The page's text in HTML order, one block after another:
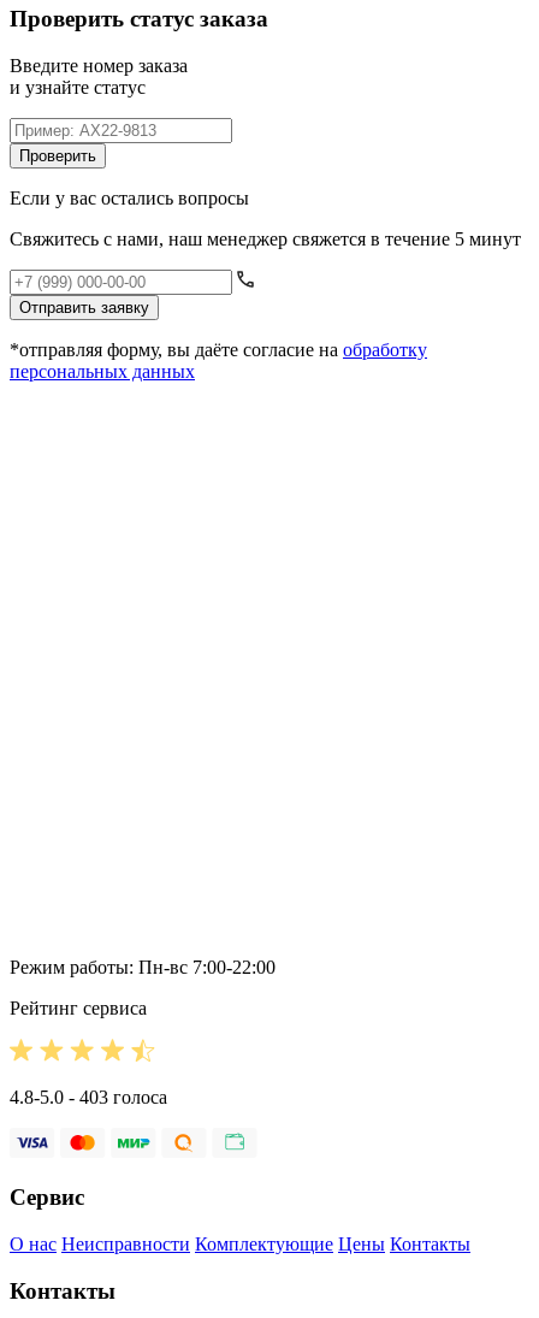
Проверить статус заказа
Введите номер заказа
и узнайте статус
Проверить
Если у вас остались вопросы
Свяжитесь с нами, наш менеджер свяжется в течение 5 минут
Отправить заявку
*отправляя форму, вы даёте согласие на обработку
персональных данных
Режим работы: Пн-вс 7:00-22:00
Рейтинг сервиса
4.8-5.0 - 403 голоса
Сервис
О нас Неисправности Комплектующие Цены Контакты
Контакты